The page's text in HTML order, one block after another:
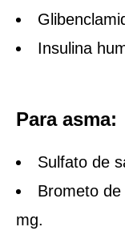
Insulina
Para asma:
Sulfato de
Brometo
mg.